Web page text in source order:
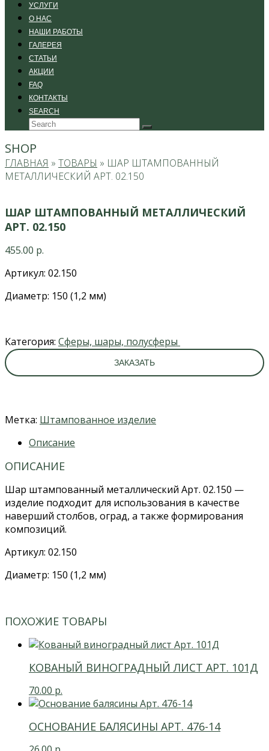
УСЛУГИ
О НАС
НАШИ РАБОТЫ
ГАЛЕРЕЯ
СТАТЬИ
АКЦИИ
FAQ
КОНТАКТЫ
SEARCH
Search
Submit
SHOP
ГЛАВНАЯ » ТОВАРЫ » ШАР ШТАМПОВАННЫЙ
МЕТАЛЛИЧЕСКИЙ АРТ. 02.150
ШАР ШТАМПОВАННЫЙ МЕТАЛЛИЧЕСКИЙ
АРТ. 02.150
455.00 р.
Артикул: 02.150
Диаметр: 150 (1,2 мм)
Категория: Сферы, шары, полусферы
ЗАКАЗАТЬ
Метка: Штампованное изделие
Описание
ОПИСАНИЕ
Шар штампованный металлический Арт. 02.150 —
изделие подходит для использования в качестве
наверший столбов, оград, а также формирования
композиций.
Артикул: 02.150
Диаметр: 150 (1,2 мм)
ПОХОЖИЕ ТОВАРЫ
КОВАНЫЙ ВИНОГРАДНЫЙ ЛИСТ АРТ. 101Д
70.00 р.
ОСНОВАНИЕ БАЛЯСИНЫ АРТ. 476-14